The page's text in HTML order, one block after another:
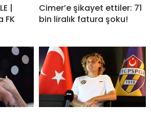
|
FK
Cimer’e şikayet ettiler: 71
bin liralık fatura şoku!